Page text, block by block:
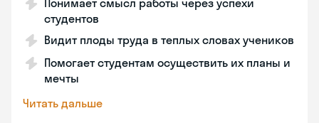
Понимает смысл работы через успехи
студентов
Видит плоды труда в теплых словах учеников
Помогает студентам осуществить их планы и
мечты
Читать дальше